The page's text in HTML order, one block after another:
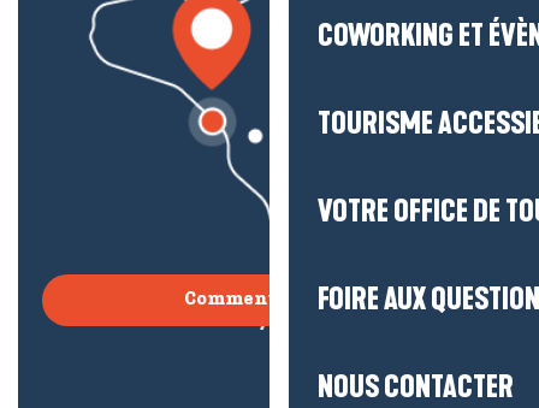
COWORKING ET
TOURISME
VOTRE OFFICE DE
FOIRE AUX
NOUS CONTACTER
Comment venir ?